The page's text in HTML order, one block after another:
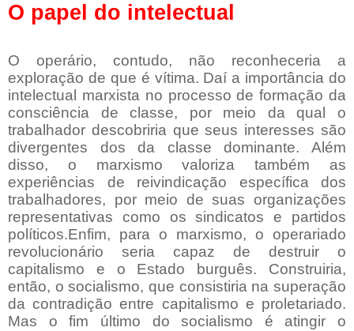
O papel do intelectual
O operário, contudo, não reconheceria a
exploração de que é vítima. Daí a importância do
intelectual marxista no processo de formação da
consciência de classe, por meio da qual o
trabalhador descobriria que seus interesses são
divergentes dos da classe dominante. Além
disso, o marxismo valoriza também as
experiências de reivindicação específica dos
trabalhadores, por meio de suas organizações
representativas como os sindicatos e partidos
políticos.Enfim, para o marxismo, o operariado
revolucionário seria capaz de destruir o
capitalismo e o Estado burguês. Construiria,
então, o socialismo, que consistiria na superação
da contradição entre capitalismo e proletariado.
Mas o fim último do socialismo é atingir o